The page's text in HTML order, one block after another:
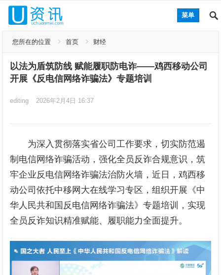
菜单
您所在的位置 首页 财经
以法为盾筑防线 赋能履职防电诈——鸡西移动公司
开展《反电信网络诈骗法》专题培训
editing 2026年2月4日 16:37
为深入贯彻落实省公司工作要求，切实防范遏
制电信网络诈骗活动，强化全员反诈合规意识，筑
牢企业反电信网络诈骗法治防火墙，近日，鸡西移
动公司依托中移网大在线学习专区，组织开展《中
华人民共和国反电信网络诈骗法》专题培训，实现
全员反诈知识精准赋能、履职能力全面提升。